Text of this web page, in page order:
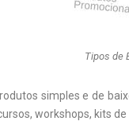
Tipos de
simples e de
workshops, kits